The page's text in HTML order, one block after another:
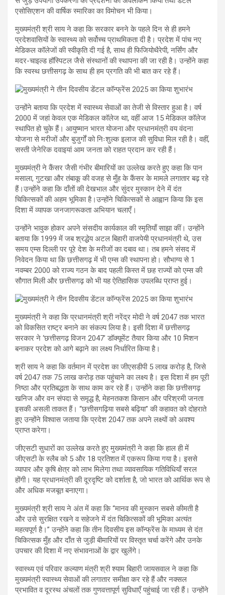
एसोसिएशन की वार्षिक स्मारिका का विमोचन भी किया।
मुख्यमंत्री श्री साय ने कहा कि सरकार बनने के पहले दिन से ही हमने
प्रदेशवासियों के स्वास्थ्य को सर्वोच्च प्राथमिकता दी है। प्रदेश में पांच नए
मेडिकल कॉलेजों की स्वीकृति दी गई है, साथ ही फिजियोथैरेपी, नर्सिंग और
मदर-चाइल्ड हॉस्पिटल जैसे संस्थानों की स्थापना की जा रही है। उन्होंने कहा
कि स्वस्थ छत्तीसगढ़ के साथ ही हम प्रगति की भी बात कर रहे हैं।
उन्होंने बताया कि प्रदेश में स्वास्थ्य सेवाओं का तेजी से विस्तार हुआ है। वर्ष
2000 में जहां केवल एक मेडिकल कॉलेज था, वहीं आज 15 मेडिकल कॉलेज
स्थापित हो चुके हैं। आयुष्मान भारत योजना और प्रधानमंत्री वय वंदना
योजना से मरीजों और बुजुर्गों को निःशुल्क इलाज की सुविधा मिल रही है। वहीं,
सस्ती जेनेरिक दवाइयां आम जनता को राहत प्रदान कर रही हैं।
मुख्यमंत्री ने कैंसर जैसी गंभीर बीमारियों का उल्लेख करते हुए कहा कि पान
मसाला, गुटखा और तंबाकू की वजह से मुँह के कैंसर के मामले लगातार बढ़ रहे
हैं।उन्होंने कहा कि दाँतों की देखभाल और सुंदर मुस्कान देने में दंत
चिकित्सकों की अहम भूमिका है।उन्होंने चिकित्सकों से आह्वान किया कि इस
दिशा में व्यापक जनजागरूकता अभियान चलाएँ।
उन्होंने भावुक होकर अपने संसदीय कार्यकाल की स्मृतियाँ साझा कीं। उन्होंने
बताया कि 1999 में जब श्रद्धेय अटल बिहारी वाजपेयी प्रधानमंत्री थे, उस
समय एम्स दिल्ली पर पूरे देश के मरीजों का दबाव था। तब हमने संसद में
निवेदन किया था कि छत्तीसगढ़ में भी एम्स की स्थापना हो। सौभाग्य से 1
नवम्बर 2000 को राज्य गठन के बाद पहली किस्त में छह राज्यों को एम्स की
सौगात मिली और छत्तीसगढ़ को भी यह ऐतिहासिक उपलब्धि प्राप्त हुई।
मुख्यमंत्री ने कहा कि प्रधानमंत्री श्री नरेंद्र मोदी ने वर्ष 2047 तक भारत
को विकसित राष्ट्र बनाने का संकल्प लिया है। इसी दिशा में छत्तीसगढ़
सरकार ने ‘छत्तीसगढ़ विजन 2047’ डॉक्यूमेंट तैयार किया और 10 मिशन
बनाकर प्रदेश को आगे बढ़ाने का लक्ष्य निर्धारित किया है।
श्री साय ने कहा कि वर्तमान में प्रदेश का जीएसडीपी 5 लाख करोड़ है, जिसे
वर्ष 2047 तक 75 लाख करोड़ तक पहुंचाने का लक्ष्य है। इस दिशा में हम पूरी
निष्ठा और प्रतिबद्धता के साथ काम कर रहे हैं। उन्होंने कहा कि छत्तीसगढ़
खनिज और वन संपदा से समृद्ध है, मेहनतकश किसान और परिश्रमी जनता
इसकी असली ताकत हैं। “छत्तीसगढ़िया सबसे बढ़िया” की कहावत को दोहराते
हुए उन्होंने विश्वास जताया कि प्रदेश 2047 तक अपने लक्ष्यों को अवश्य
प्राप्त करेगा।
जीएसटी सुधारों का उल्लेख करते हुए मुख्यमंत्री ने कहा कि हाल ही में
जीएसटी के स्लैब को 5 और 18 प्रतिशत में एकरूप किया गया है। इससे
व्यापार और कृषि क्षेत्र को लाभ मिलेगा तथा व्यावसायिक गतिविधियाँ सरल
होंगी। यह प्रधानमंत्री की दूरदृष्टि को दर्शाता है, जो भारत को आर्थिक रूप से
और अधिक मजबूत बनाएगा।
मुख्यमंत्री श्री साय ने अंत में कहा कि “मानव की मुस्कान सबसे कीमती है
और उसे सुरक्षित रखने व सहेजने में दंत चिकित्सकों की भूमिका अत्यंत
महत्वपूर्ण है।” उन्होंने कहा कि तीन दिवसीय इस कॉन्फ्रेंस के माध्यम से दंत
चिकित्सक मुँह और दाँत से जुड़ी बीमारियों पर विस्तृत चर्चा करेंगे और उनके
उपचार की दिशा में नए संभावनाओं के द्वार खुलेंगे।
स्वास्थ्य एवं परिवार कल्याण मंत्री श्री श्याम बिहारी जायसवाल ने कहा कि
मुख्यमंत्री स्वास्थ्य सेवाओं की लगातार समीक्षा कर रहे हैं और नक्सल
प्रभावित व दूरस्थ अंचलों तक गुणवत्तापूर्ण सुविधाएँ पहुंचाई जा रही हैं। उन्होंने